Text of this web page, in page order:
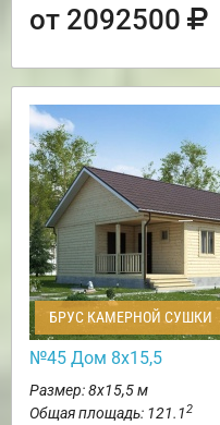
от 2092500
БРУС КАМЕРНОЙ СУШКИ
№45 Дом 8х15,5
Размер: 8х15,5 м
Общая площадь: 121.12